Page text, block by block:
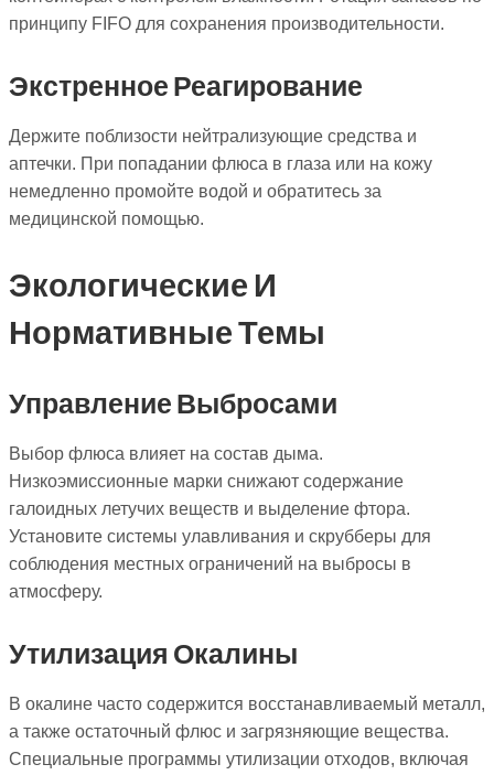
принципу FIFO для сохранения производительности.
Экстренное Реагирование
Держите поблизости нейтрализующие средства и
аптечки. При попадании флюса в глаза или на кожу
немедленно промойте водой и обратитесь за
медицинской помощью.
Экологические И
Нормативные Темы
Управление Выбросами
Выбор флюса влияет на состав дыма.
Низкоэмиссионные марки снижают содержание
галоидных летучих веществ и выделение фтора.
Установите системы улавливания и скрубберы для
соблюдения местных ограничений на выбросы в
атмосферу.
Утилизация Окалины
В окалине часто содержится восстанавливаемый металл,
а также остаточный флюс и загрязняющие вещества.
Специальные программы утилизации отходов, включая